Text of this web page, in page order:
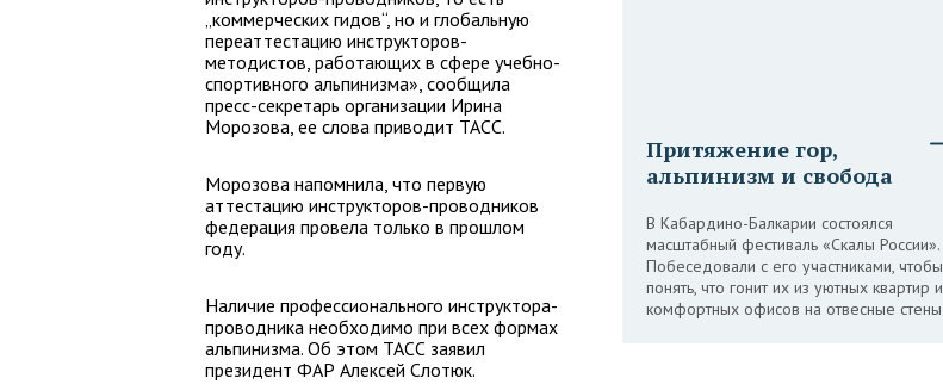
Притяжение гор,
альпинизм и свобода
В Кабардино-Балкарии состоялся
масштабный фестиваль «Скалы России».
Побеседовали с его участниками, чтобы
понять, что гонит их из уютных квартир и
комфортных офисов на отвесные стены
„коммерческих гидов“, но и глобальную
переаттестацию инструкторов-
методистов, работающих в сфере учебно-
спортивного альпинизма», сообщила
пресс-секретарь организации Ирина
Морозова, ее слова приводит ТАСС.
Морозова напомнила, что первую
аттестацию инструкторов-проводников
федерация провела только в прошлом
году.
Наличие профессионального инструктора-
проводника необходимо при всех формах
альпинизма. Об этом ТАСС заявил
президент ФАР Алексей Слотюк.